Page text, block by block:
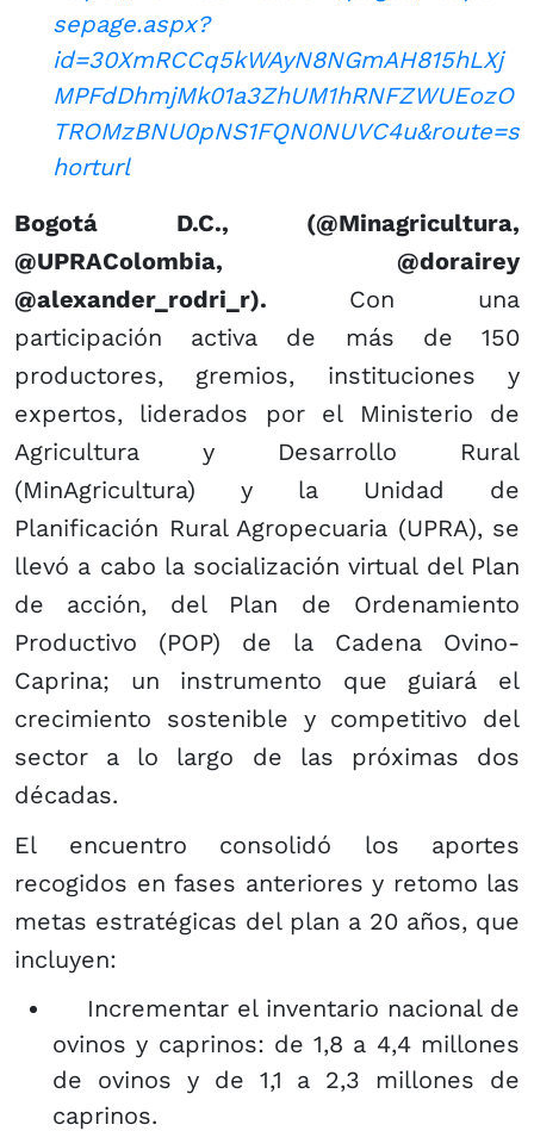
sepage.aspx?
id=30XmRCCq5kWAyN8NGmAH815hLXj
MPFdDhmjMk01a3ZhUM1hRNFZWUEozO
TROMzBNU0pNS1FQN0NUVC4u&route=s
horturl
Bogotá D.C., (@Minagricultura,
@UPRAColombia, @dorairey
@alexander_rodri_r). Con una
participación activa de más de 150
productores, gremios, instituciones y
expertos, liderados por el Ministerio de
Agricultura y Desarrollo Rural
(MinAgricultura) y la Unidad de
Planificación Rural Agropecuaria (UPRA), se
llevó a cabo la socialización virtual del Plan
de acción, del Plan de Ordenamiento
Productivo (POP) de la Cadena Ovino-
Caprina; un instrumento que guiará el
crecimiento sostenible y competitivo del
sector a lo largo de las próximas dos
décadas.
El encuentro consolidó los aportes
recogidos en fases anteriores y retomo las
metas estratégicas del plan a 20 años, que
incluyen:
­ Incrementar el inventario nacional de
ovinos y caprinos: de 1,8 a 4,4 millones
de ovinos y de 1,1 a 2,3 millones de
caprinos.